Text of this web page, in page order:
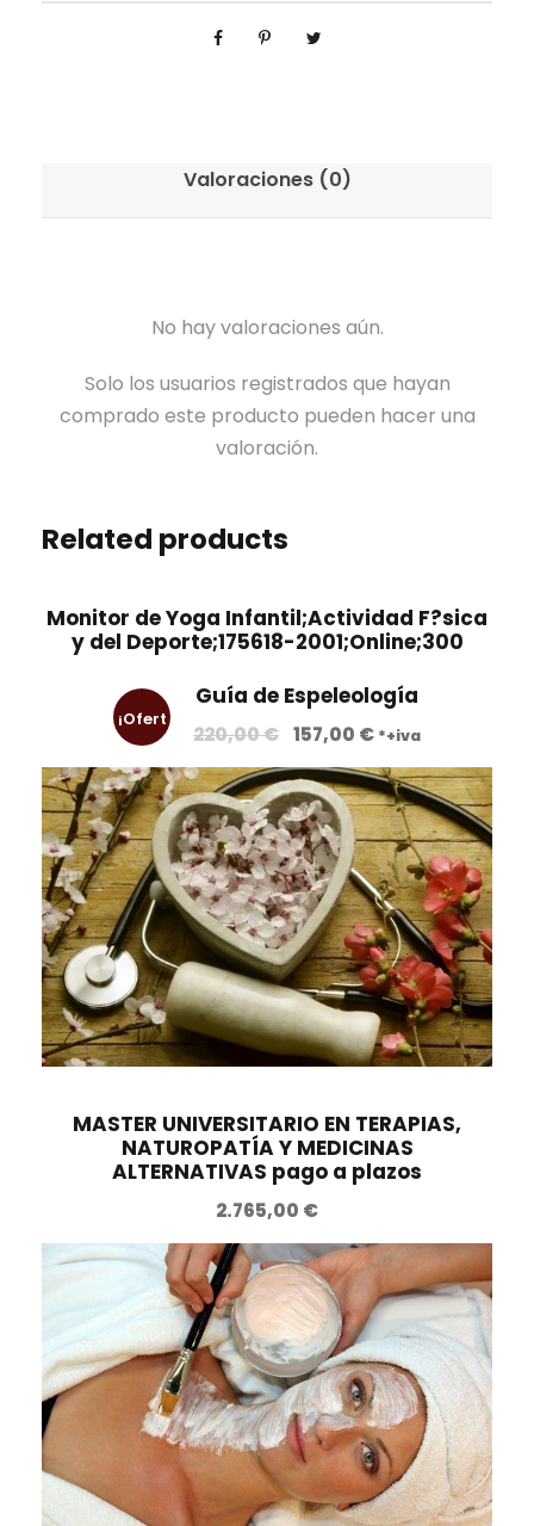
Valoraciones (0)
No hay valoraciones aún.
Solo los usuarios registrados que hayan
comprado este producto pueden hacer una
valoración.
Related products
Monitor de Yoga Infantil;Actividad F?sica
y del Deporte;175618-2001;Online;300
¡Ofert
a!
Guía de Espeleología
220,00€ E
l
p
r
e
c
i
o
o
r
i
g
n
a
l
e
r
a
:
2
2
0
,
0
0
157,00 €E
l
p
r
e
c
i
o
a
c
t
u
l
e
s
1
5
7
,
0
0
€
.
*+iva
MASTER UNIVERSITARIO EN TERAPIAS,
NATUROPATÍA Y MEDICINAS
ALTERNATIVAS pago a plazos
2.765,00 €